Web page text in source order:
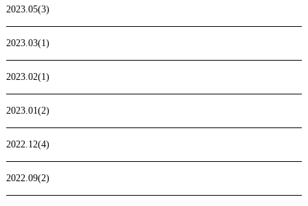
2023.05(3)
2023.03(1)
2023.02(1)
2023.01(2)
2022.12(4)
2022.09(2)